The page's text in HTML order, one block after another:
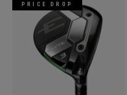
PRICE DROP